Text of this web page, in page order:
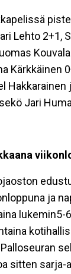
Lehto 2+1,
Kärkkäinen
Hakkarainen
Jari
ja
lukemin5-
sitten sarja-